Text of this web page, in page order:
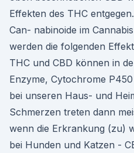
Effekten des THC
Can- nabinoide im
werden die folgenden
THC und CBD können in
Enzyme, Cytochrome
bei unseren Haus- und
Schmerzen treten dann
wenn die Erkrankung (zu)
bei Hunden und Katzen -